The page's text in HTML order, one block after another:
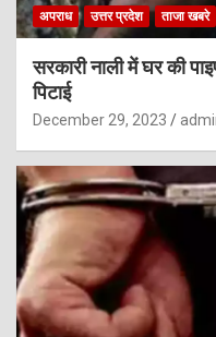
अपराध उत्तर प्रदेश ताजा खबरे
सरकारी नाली में घर की
पिटाई
December 29, 2023